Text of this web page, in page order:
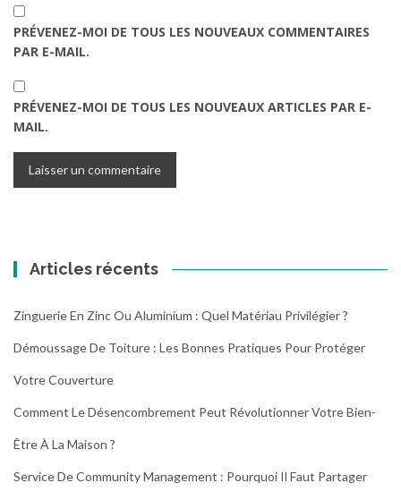
PRÉVENEZ-MOI DE TOUS LES NOUVEAUX COMMENTAIRES
PAR E-MAIL.
PRÉVENEZ-MOI DE TOUS LES NOUVEAUX ARTICLES PAR E-
MAIL.
Articles récents
Zinguerie En Zinc Ou Aluminium : Quel Matériau Privilégier ?
Démoussage De Toiture : Les Bonnes Pratiques Pour Protéger
Votre Couverture
Comment Le Désencombrement Peut Révolutionner Votre Bien-
Être À La Maison ?
Service De Community Management : Pourquoi Il Faut Partager